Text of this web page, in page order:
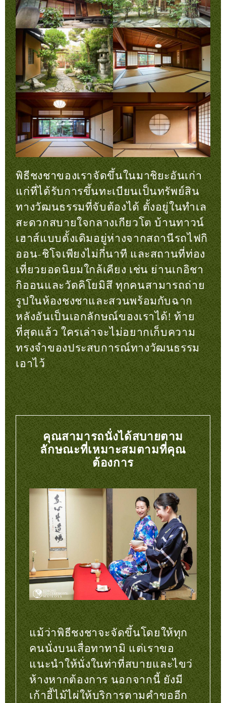
พิธีชงชาของเราจัดขึ้นในมาชิยะอันเก่า
แก่ที่ได้รับการขึ้นทะเบียนเป็นทรัพย์สิน
ทางวัฒนธรรมที่จับต้องได้ ตั้งอยู่ในทำเล
สะดวกสบายใจกลางเกียวโต บ้านทาวน์
เฮาส์แบบดั้งเดิมอยู่ห่างจากสถานีรถไฟกิ
ออน-ชิโจเพียงไม่กี่นาที และสถานที่ท่อง
เที่ยวยอดนิยมใกล้เคียง เช่น ย่านเกอิชา
กิออนและวัดคิโยมิสึ ทุกคนสามารถถ่าย
รูปในห้องชงชาและสวนพร้อมกับฉาก
หลังอันเป็นเอกลักษณ์ของเราได้! ท้าย
ที่สุดแล้ว ใครเล่าจะไม่อยากเก็บความ
ทรงจำของประสบการณ์ทางวัฒนธรรม
เอาไว้
คุณสามารถนั่งได้สบายตาม
ลักษณะที่เหมาะสมตามที่คุณ
ต้องการ
แม้ว่าพิธีชงชาจะจัดขึ้นโดยให้ทุก
คนนั่งบนเสื่อทาทามิ แต่เราขอ
แนะนำให้นั่งในท่าที่สบายและไขว่
ห้างหากต้องการ นอกจากนี้ ยังมี
เก้าอี้ไม้ไผ่ให้บริการตามคำขออีก